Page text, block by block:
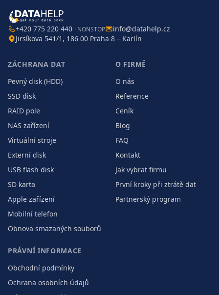
+420 775 220 440 · NONSTOP
info@datahelp.cz
Jirsíkova 541/1, 186 00 Praha 8 – Karlín
ZÁCHRANA DAT
Pevný disk (HDD)
SSD disk
RAID pole
NAS zařízení
Virtuální stroje
Externí disk
USB flash disk
SD karta
Apple zařízení
Mobilní telefon
Obnova smazaných souborů
O FIRMĚ
O nás
Reference
Ceník
Blog
FAQ
Kontakt
Jak vybrat firmu
První kroky při ztrátě dat
Partnerský program
PRÁVNÍ INFORMACE
Obchodní podmínky
Ochrana osobních údajů